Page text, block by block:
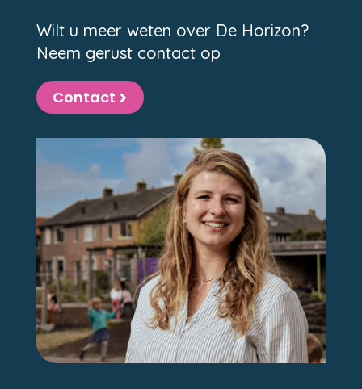
Wilt u meer weten over De Horizon?
Neem gerust contact op
Contact